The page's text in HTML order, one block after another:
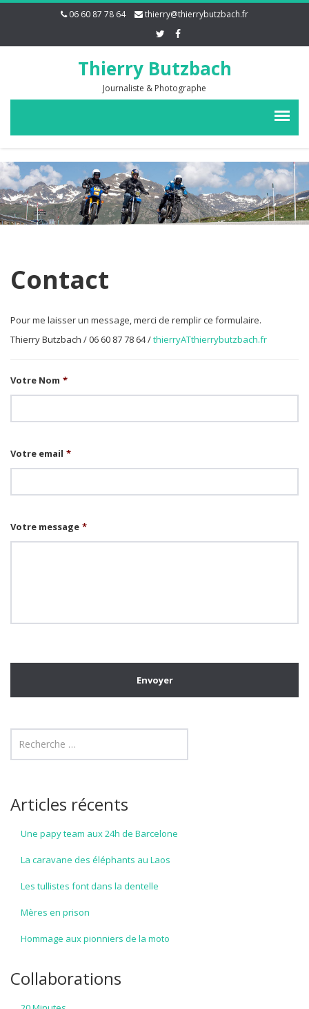
06 60 87 78 64 thierry@thierrybutzbach.fr
Thierry Butzbach
Journaliste & Photographe
Contact
Pour me laisser un message, merci de remplir ce formulaire.
Thierry Butzbach / 06 60 87 78 64 /thierryATthierrybutzbach.fr
Votre Nom *
Votre email *
Votre message *
Articles récents
Une papy team aux 24h de Barcelone
La caravane des éléphants au Laos
Les tullistes font dans la dentelle
Mères en prison
Hommage aux pionniers de la moto
Collaborations